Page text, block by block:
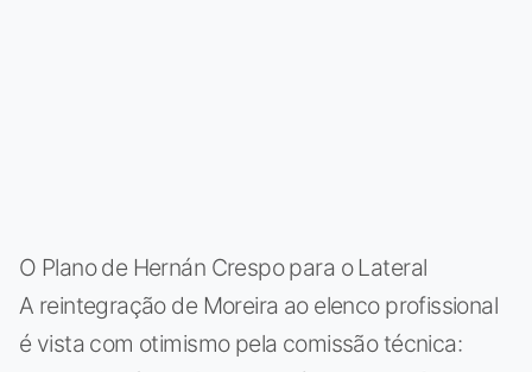
O Plano de Hernán Crespo para o Lateral
A reintegração de Moreira ao elenco profissional
é vista com otimismo pela comissão técnica: